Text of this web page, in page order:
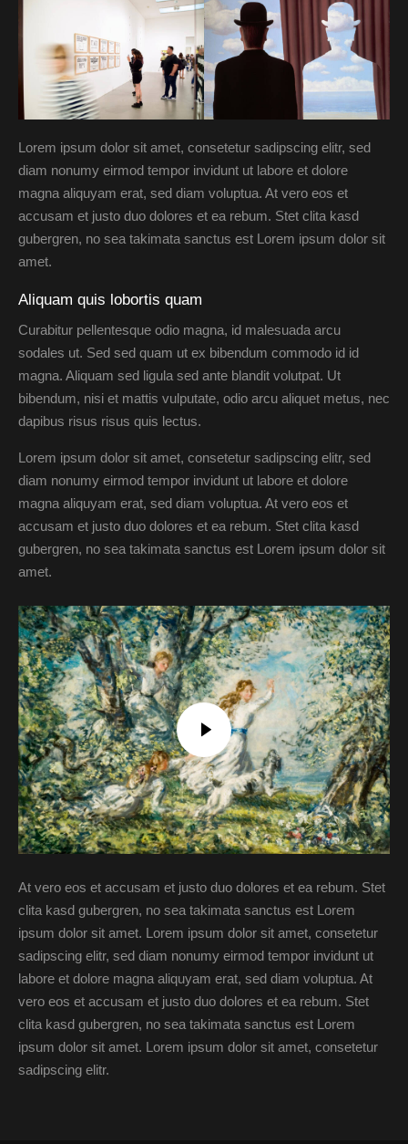
Lorem ipsum dolor sit amet, consetetur sadipscing elitr, sed
diam nonumy eirmod tempor invidunt ut labore et dolore
magna aliquyam erat, sed diam voluptua. At vero eos et
accusam et justo duo dolores et ea rebum. Stet clita kasd
gubergren, no sea takimata sanctus est Lorem ipsum dolor sit
amet.
Aliquam quis lobortis quam
Curabitur pellentesque odio magna, id malesuada arcu
sodales ut. Sed sed quam ut ex bibendum commodo id id
magna. Aliquam sed ligula sed ante blandit volutpat. Ut
bibendum, nisi et mattis vulputate, odio arcu aliquet metus, nec
dapibus risus risus quis lectus.
Lorem ipsum dolor sit amet, consetetur sadipscing elitr, sed
diam nonumy eirmod tempor invidunt ut labore et dolore
magna aliquyam erat, sed diam voluptua. At vero eos et
accusam et justo duo dolores et ea rebum. Stet clita kasd
gubergren, no sea takimata sanctus est Lorem ipsum dolor sit
amet.
At vero eos et accusam et justo duo dolores et ea rebum. Stet
clita kasd gubergren, no sea takimata sanctus est Lorem
ipsum dolor sit amet. Lorem ipsum dolor sit amet, consetetur
sadipscing elitr, sed diam nonumy eirmod tempor invidunt ut
labore et dolore magna aliquyam erat, sed diam voluptua. At
vero eos et accusam et justo duo dolores et ea rebum. Stet
clita kasd gubergren, no sea takimata sanctus est Lorem
ipsum dolor sit amet. Lorem ipsum dolor sit amet, consetetur
sadipscing elitr.